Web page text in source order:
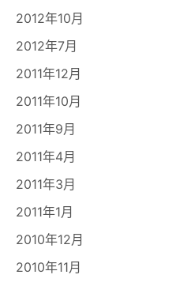
2012年10月
2012年7月
2011年12月
2011年10月
2011年9月
2011年4月
2011年3月
2011年1月
2010年12月
2010年11月